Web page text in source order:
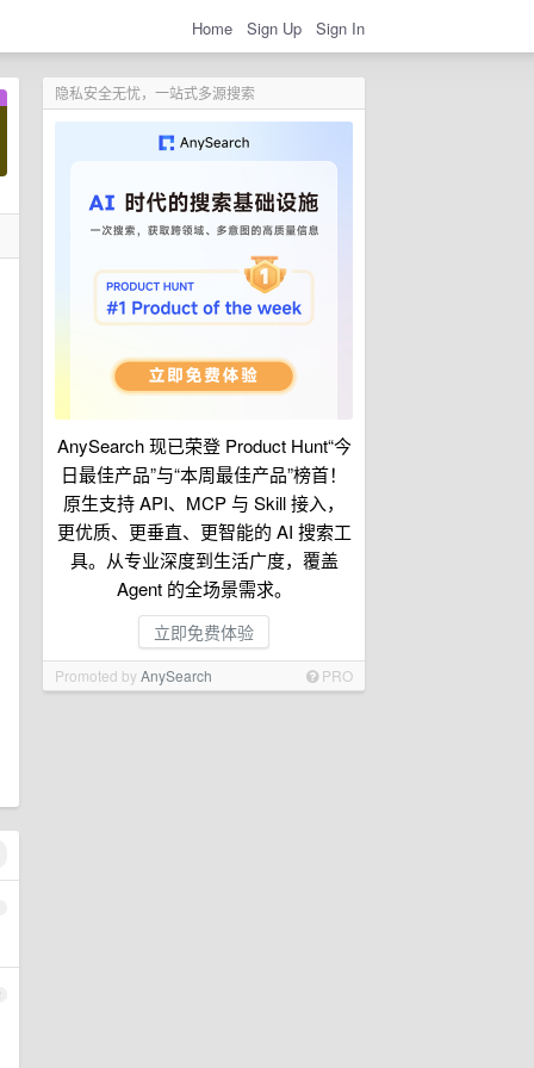
Home Sign Up Sign In
隐私安全无忧，一站式多源搜索
AnySearch 现已荣登 Product Hunt“今
日最佳产品”与“本周最佳产品”榜首！
原生支持 API、MCP 与 Skill 接入，
更优质、更垂直、更智能的 AI 搜索工
具。从专业深度到生活广度，覆盖
Agent 的全场景需求。
立即免费体验
Promoted byAnySearch PRO